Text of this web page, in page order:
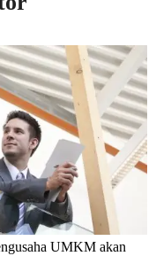
UMKM akan